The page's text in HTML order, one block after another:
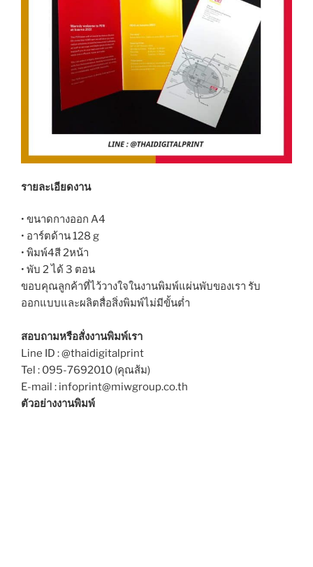
รายละเอียดงาน
• ขนาดกางออก A4
• อาร์ตด้าน 128 g
• พิมพ์4สี 2หน้า
• พับ 2 ได้ 3 ตอน
ขอบคุณลูกค้าที่ไว้วางใจในงานพิมพ์แผ่นพับของเรา รับ
ออกแบบและผลิตสื่อสิ่งพิมพ์ไม่มีขั้นต่ำ
สอบถามหรือสั่งงานพิมพ์เรา
Line ID : @thaidigitalprint
Tel : 095-7692010 (คุณส้ม)
E-mail : infoprint@miwgroup.co.th
ตัวอย่างงานพิมพ์